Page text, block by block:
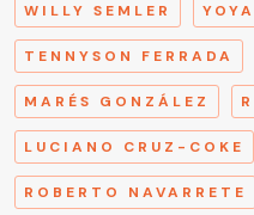
WILLY SEMLER
TENNYSON FERRADA
MARÉS GONZÁLEZ
LUCIANO CRUZ-COKE
ROBERTO NAVARRETE